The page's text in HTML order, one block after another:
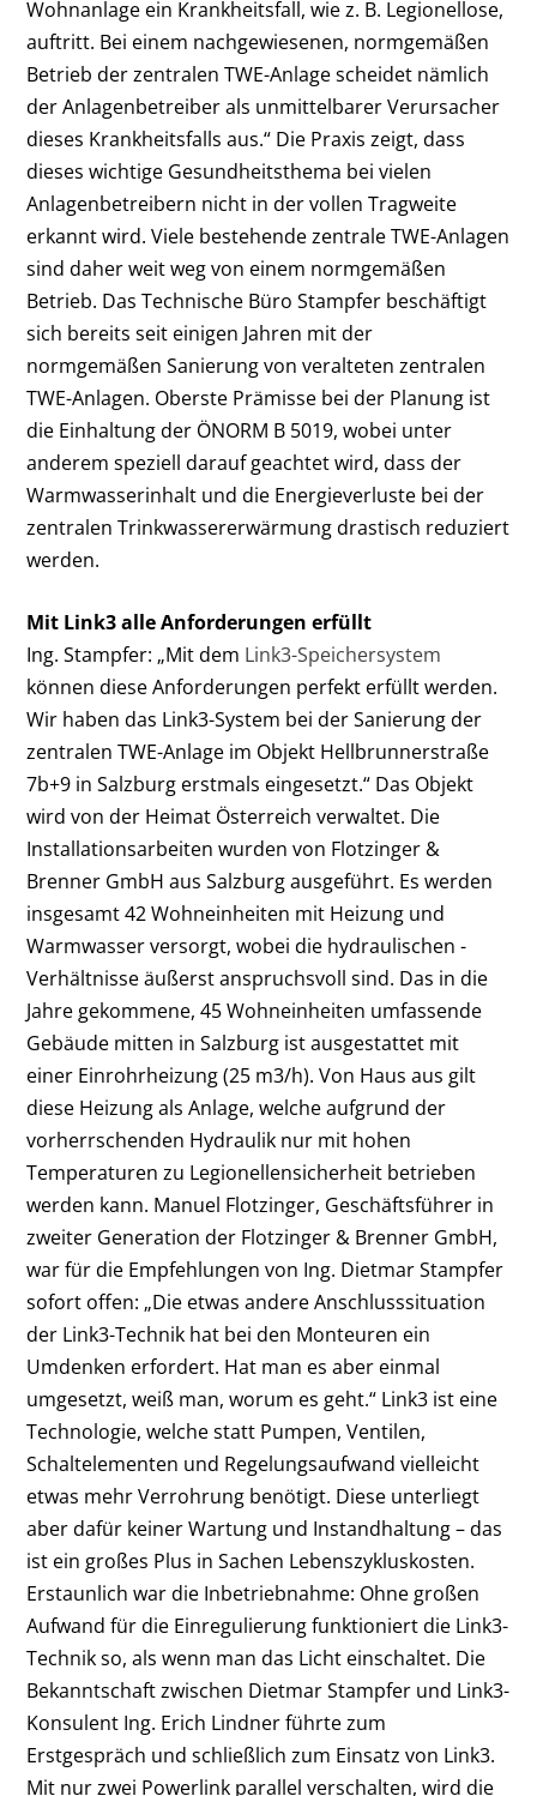
Wohnanlage ein Krankheitsfall, wie z. B. Legionellose,
auftritt. Bei einem nachgewiesenen, normgemäßen
Betrieb der zentralen TWE-Anlage scheidet nämlich
der Anlagenbetreiber als unmittelbarer Verursacher
dieses Krankheitsfalls aus.“ Die Praxis zeigt, dass
dieses wichtige Gesundheitsthema bei ­vielen
Anlagenbetreibern nicht in der vollen Tragweite
erkannt wird. Viele bestehende zentrale TWE-Anlagen
sind daher weit weg von einem normgemäßen
Betrieb. Das Technische Büro Stampfer beschäftigt
sich bereits seit einigen Jahren mit der
normgemäßen Sanierung von veralteten zentralen
TWE-Anlagen. Oberste Prämisse bei der Planung ist
die Einhaltung der ÖNORM B 5019, wobei unter
anderem speziell darauf geachtet wird, dass der
Warmwasserinhalt und die Energie­verluste bei der
zentralen Trinkwasser­erwärmung drastisch reduziert
werden.
Mit Link3 alle Anforderungen erfüllt
Ing. Stampfer: „Mit dem Link3-Speicher­system
können diese Anforderungen perfekt erfüllt werden.
Wir haben das Link3-System bei der Sanierung der
zentralen TWE-Anlage im Objekt Hellbrunnerstraße
7b+9 in Salzburg erstmals eingesetzt.“ Das Objekt
wird von der Heimat Österreich verwaltet. Die
Installationsarbeiten wurden von Flotzinger &
Brenner GmbH aus Salzburg ausgeführt. Es werden
insgesamt 42 Wohneinheiten mit Heizung und
Warmwasser versorgt, wobei die hydraulischen ­
Verhältnisse äußerst anspruchsvoll sind. Das in die
Jahre gekommene, 45 Wohneinheiten umfassende
Gebäude mitten in Salzburg ist ausgestattet mit
einer Einrohrheizung (25 m3/h). Von Haus aus gilt
diese Heizung als Anlage, welche aufgrund der
vorherrschenden Hydraulik nur mit hohen
Temperaturen zu Legionellensicherheit ­betrieben
werden kann. Manuel Flotzinger, Geschäftsführer in
zweiter Generation der Flotzinger & Brenner GmbH,
war für die Empfehlungen von Ing. Dietmar Stampfer
sofort offen: „Die etwas andere Anschluss­situation
der Link3-Technik hat bei den ­Monteuren ein
Umdenken erfordert. Hat man es aber einmal
umgesetzt, weiß man, worum es geht.“ Link3 ist eine
Technologie, welche statt Pumpen, Ventilen,
Schaltelementen und Regelungsaufwand vielleicht
etwas mehr Ver­rohrung benötigt. Diese unterliegt
aber dafür keiner Wartung und Instandhaltung – das
ist ein großes Plus in Sachen Lebenszyklus­kosten.
Erstaunlich war die Inbetriebnahme: Ohne großen
Aufwand für die Einregulierung funktioniert die Link3-
Technik so, als wenn man das Licht einschaltet. Die
Bekanntschaft zwischen Dietmar Stampfer und Link3-
Konsulent Ing. Erich Lindner führte zum
Erstgespräch und schließlich zum Einsatz von Link3.
Mit nur zwei Powerlink parallel verschalten, wird die